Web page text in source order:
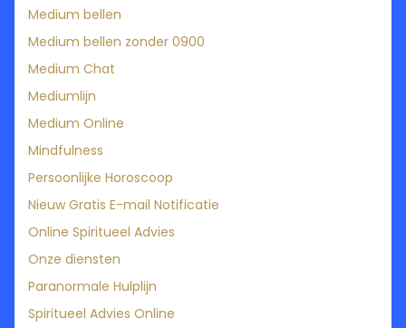
Medium bellen
Medium bellen zonder 0900
Medium Chat
Mediumlijn
Medium Online
Mindfulness
Persoonlijke Horoscoop
Nieuw Gratis E-mail Notificatie
Online Spiritueel Advies
Onze diensten
Paranormale Hulplijn
Spiritueel Advies Online